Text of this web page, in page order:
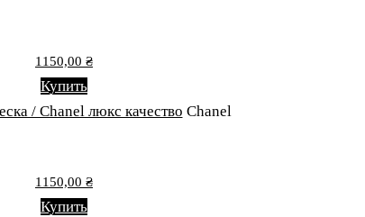
1150,00 ₴
Купить
Chanel
1150,00 ₴
Купить